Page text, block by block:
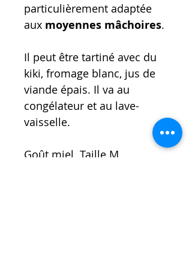
particulièrement adaptée
aux moyennes mâchoires.
Il peut être tartiné avec du
kiki, fromage blanc, jus de
viande épais. Il va au
congélateur et au lave-
vaisselle.
Goût miel. Taille M